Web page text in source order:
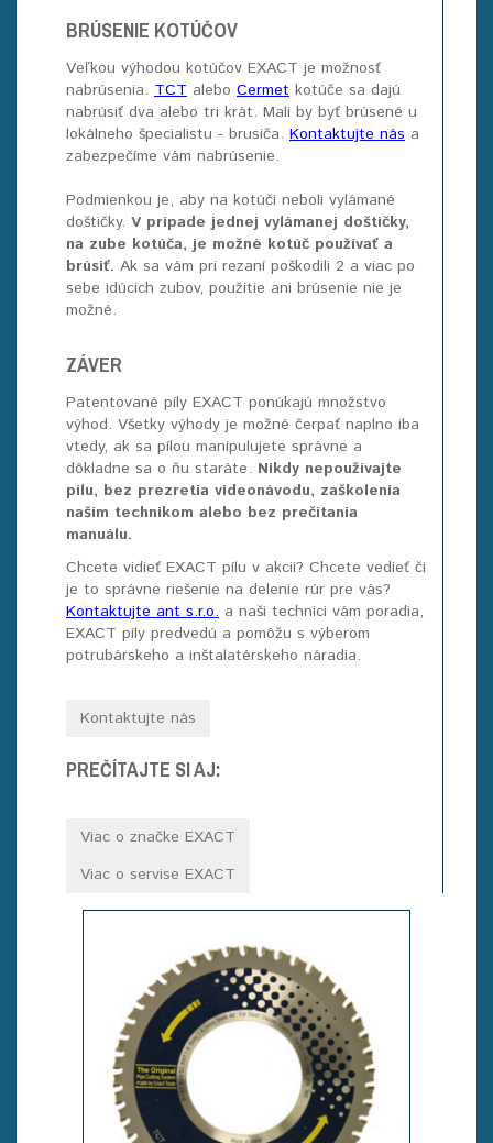
BRÚSENIE KOTÚČOV
Veľkou výhodou kotúčov EXACT je možnosť
nabrúsenia. TCT alebo Cermet kotúče sa dajú
nabrúsiť dva alebo tri krát. Mali by byť brúsené u
lokálneho špecialistu - brusiča. Kontaktujte nás a
zabezpečíme vám nabrúsenie.
Podmienkou je, aby na kotúči neboli vylámané
doštičky. V prípade jednej vylámanej doštičky,
na zube kotúča, je možné kotúč používať a
brúsiť. Ak sa vám pri rezaní poškodili 2 a viac po
sebe idúcich zubov, použitie ani brúsenie nie je
možné.
ZÁVER
Patentované píly EXACT ponúkajú množstvo
výhod. Všetky výhody je možné čerpať naplno iba
vtedy, ak sa pílou manipulujete správne a
dôkladne sa o ňu staráte. Nikdy nepoužívajte
pílu, bez prezretia videonávodu, zaškolenia
naším technikom alebo bez prečítania
manuálu.
Chcete vidieť EXACT pílu v akcii? Chcete vedieť či
je to správne riešenie na delenie rúr pre vás?
Kontaktujte ant s.r.o. a naši technici vám poradia,
EXACT píly predvedú a pomôžu s výberom
potrubárskeho a inštalatérskeho náradia.
Kontaktujte nás
PREČÍTAJTE SI AJ:
Viac o značke EXACT
Viac o servise EXACT